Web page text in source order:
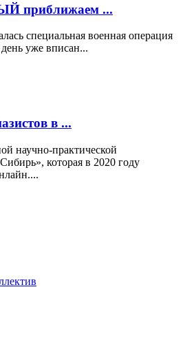
приближаем ...
специальная военная операция
уже вписан...
в ...
научно-практической
которая в 2020 году